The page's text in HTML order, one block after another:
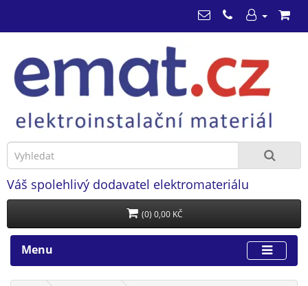
Váš spolehlivý dodavatel elektromateriálu
(0) 0,00 KČ
Menu